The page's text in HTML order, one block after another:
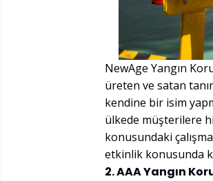
NewAge Yangın
üreten ve satan
kendine bir isim
ülkede müşterilere
konusundaki
etkinlik konusunda
2. AAA Yangın